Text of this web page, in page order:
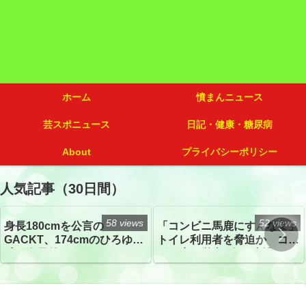
ホーム 憤まんニュース
芸スポニュース 日記・健康・糖尿病
About プライバシーポリシー
人気記事（30日間）
身長180cmを公言の
GACKT、174cmのひろゆき
トざわつき イベントでの写
真が話題
58 views
「コンビニ馬鹿にすんなよ」
トイレ利用者を脅迫か コン
52 views